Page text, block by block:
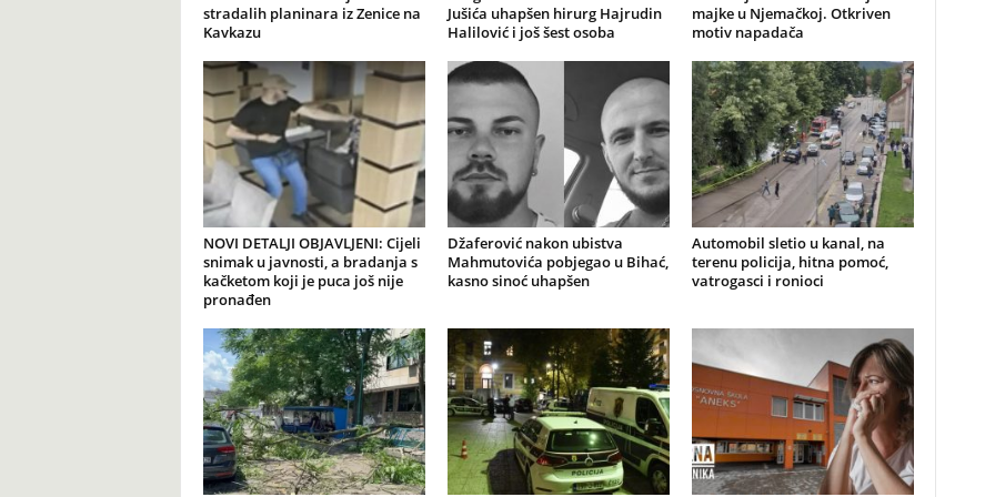
stradalih planinara iz Zenice na
Kavkazu
Jušića uhapšen hirurg Hajrudin
Halilović i još šest osoba
majke u Njemačkoj. Otkriven
motiv napadača
NOVI DETALJI OBJAVLJENI: Cijeli
snimak u javnosti, a bradanja s
kačketom koji je puca još nije
pronađen
Džaferović nakon ubistva
Mahmutovića pobjegao u Bihać,
kasno sinoć uhapšen
Automobil sletio u kanal, na
terenu policija, hitna pomoć,
vatrogasci i ronioci